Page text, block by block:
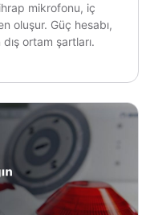
mikrofonu, iç
oluşur. Güç hesabı,
ortam şartları.